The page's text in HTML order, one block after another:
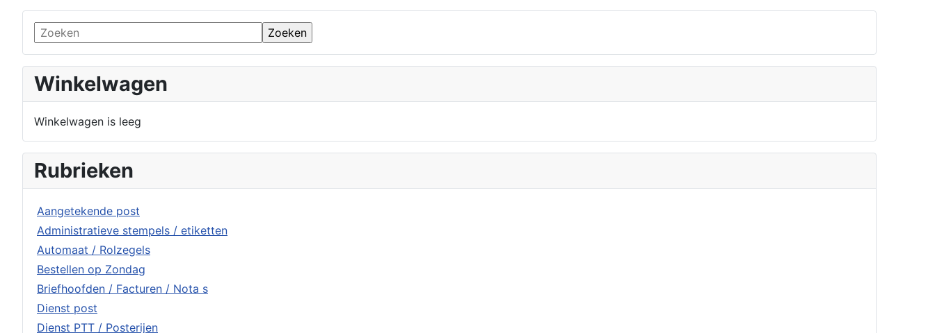
Winkelwagen
Winkelwagen is leeg
Rubrieken
Aangetekende post
Administratieve stempels / etiketten
Automaat / Rolzegels
Bestellen op Zondag
Briefhoofden / Facturen / Nota s
Dienst post
Dienst PTT / Posterijen